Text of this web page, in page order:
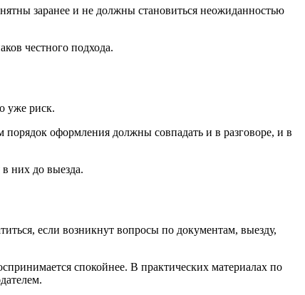
заранее и не должны становиться неожиданностью
честного подхода.
уже риск.
оформления должны совпадать и в разговоре, и в
них до выезда.
если возникнут вопросы по документам, выезду,
спокойнее. В практических материалах по